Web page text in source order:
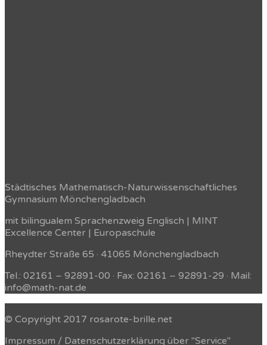
Städtisches Mathematisch-Naturwissenschaftliches
Gymnasium Mönchengladbach
mit bilingualem Sprachenzweig Englisch | MINT
Excellence Center | Europaschule
Rheydter Straße 65 · 41065 Mönchengladbach
Tel.: 02161 – 92891-00 · Fax: 02161 – 92891-29 · Mail:
info@math-nat.de
© Copyright 2017 rosarote-brille.net
Impressum / Datenschutzerklärung über "Service"